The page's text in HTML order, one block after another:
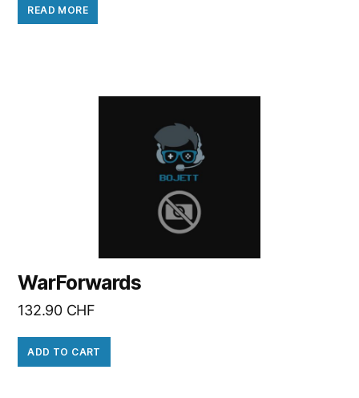
READ MORE
WarForwards
132.90 CHF
ADD TO CART